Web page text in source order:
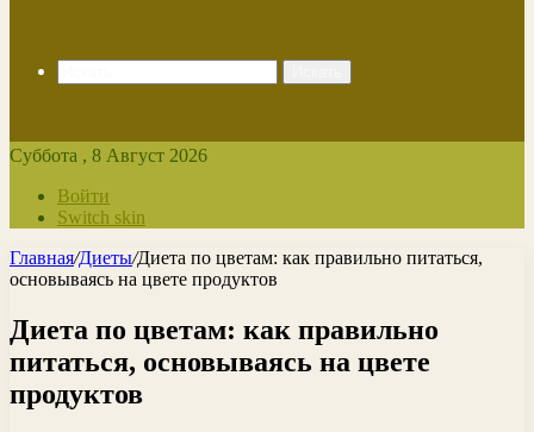
Суббота , 8 Август 2026
Войти
Switch skin
Главная/Диеты/Диета по цветам: как правильно питаться,
основываясь на цвете продуктов
Диета по цветам: как правильно
питаться, основываясь на цвете
продуктов